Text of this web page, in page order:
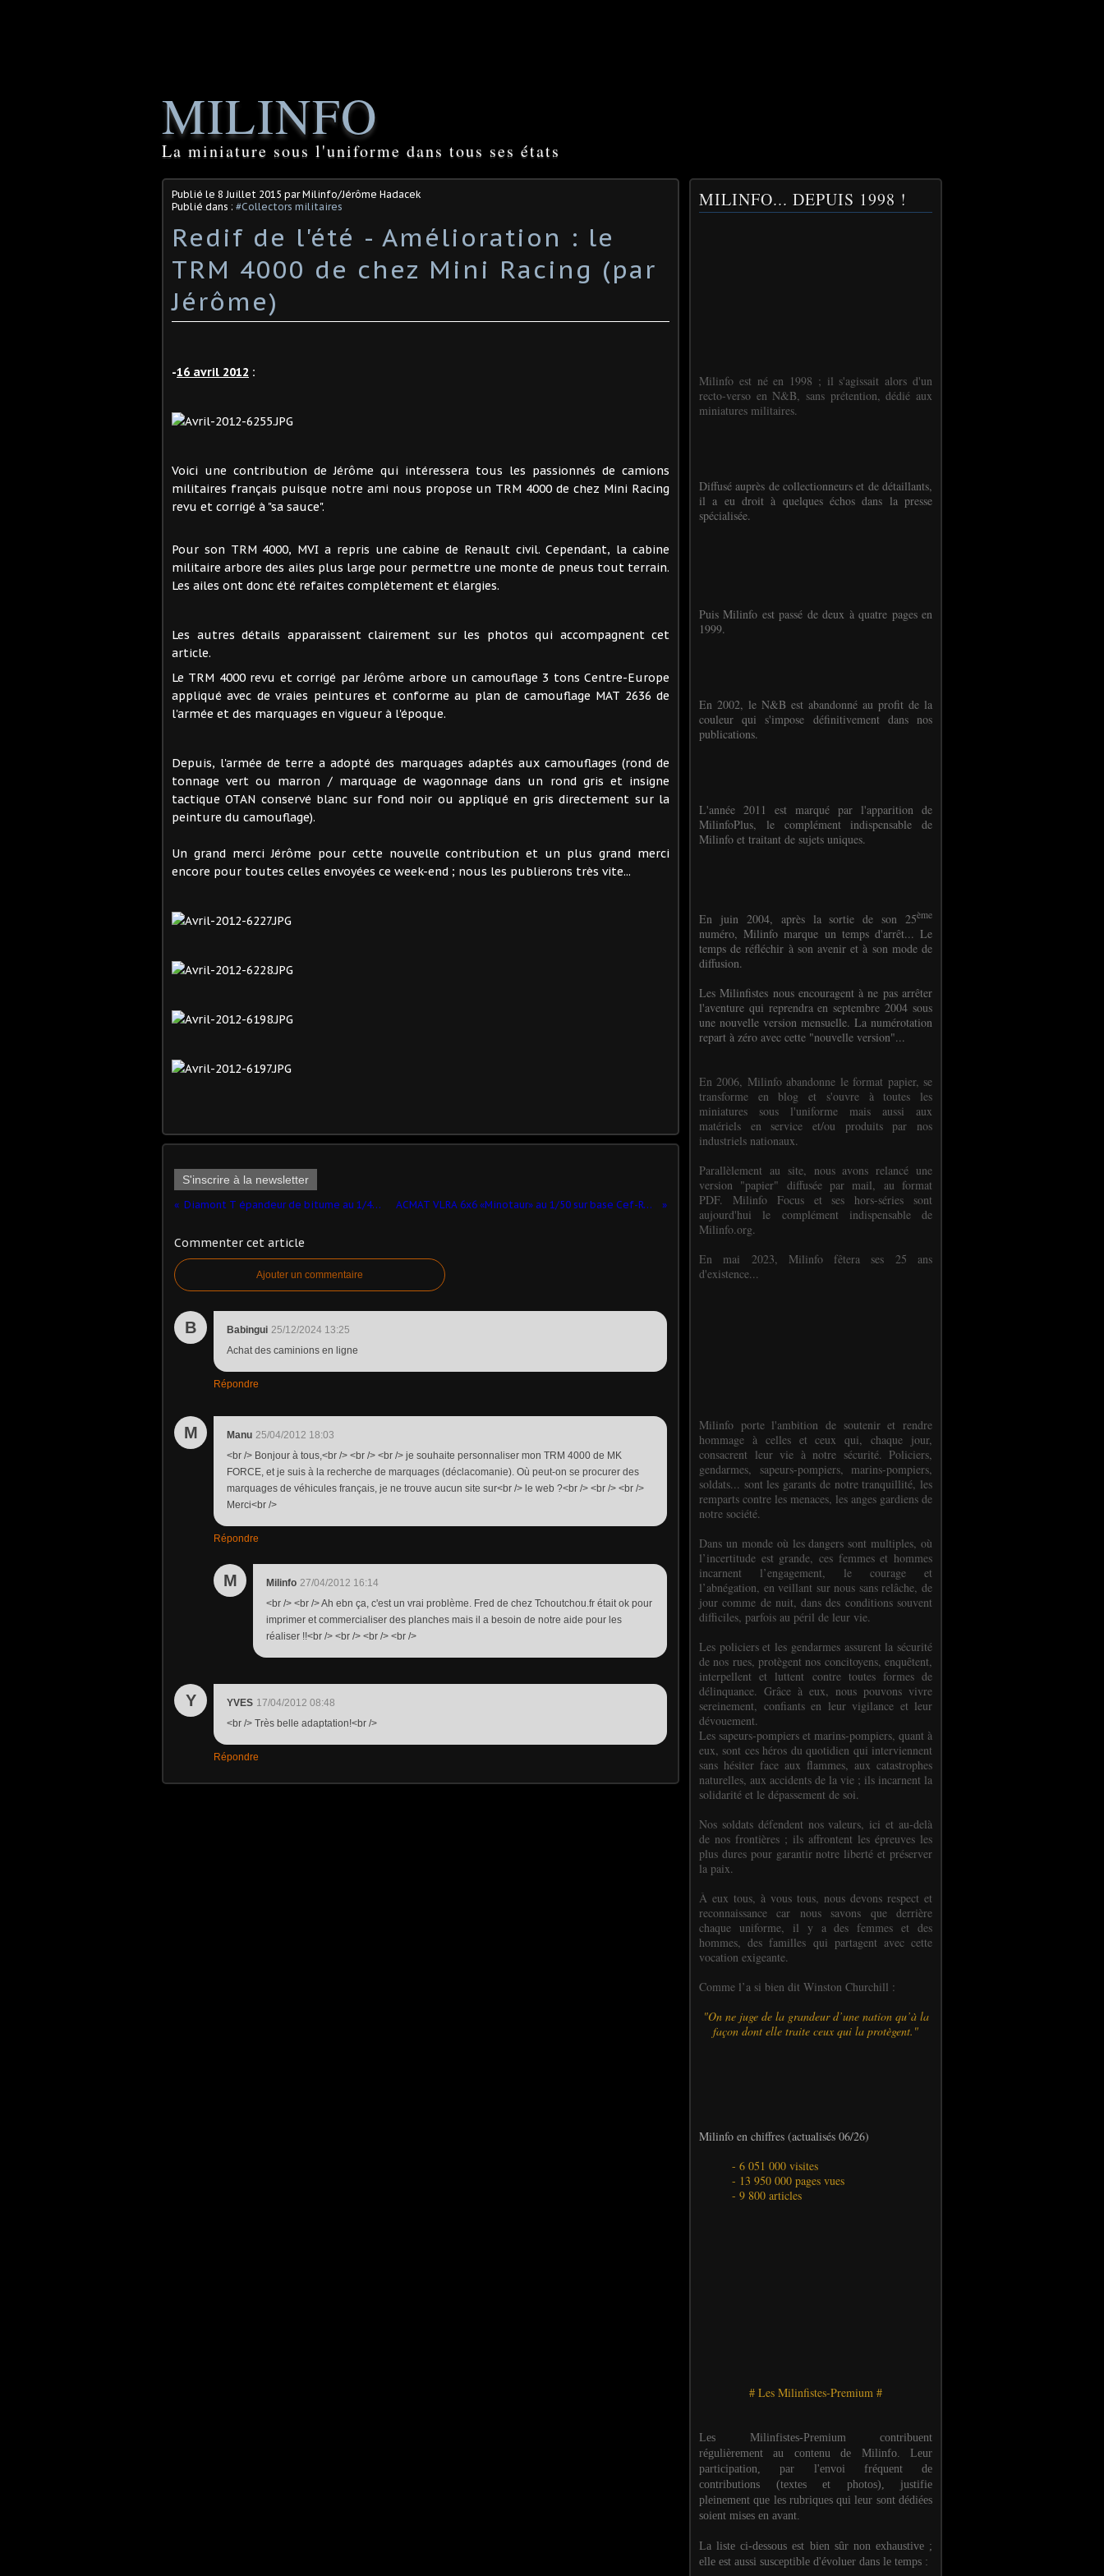
MILINFO
La miniature sous l'uniforme dans tous ses états
Publié le 8 Juillet 2015 par Milinfo/Jérôme Hadacek
Publié dans : #Collectors militaires
Redif de l'été - Amélioration : le
TRM 4000 de chez Mini Racing (par
Jérôme)
-16 avril 2012 :
Voici une contribution de Jérôme qui intéressera tous les passionnés de camions
militaires français puisque notre ami nous propose un TRM 4000 de chez Mini Racing
revu et corrigé à "sa sauce".
Pour son TRM 4000, MVI a repris une cabine de Renault civil. Cependant, la cabine
militaire arbore des ailes plus large pour permettre une monte de pneus tout terrain.
Les ailes ont donc été refaites complètement et élargies.
Les autres détails apparaissent clairement sur les photos qui accompagnent cet
article.
Le TRM 4000 revu et corrigé par Jérôme arbore un camouflage 3 tons Centre-Europe
appliqué avec de vraies peintures et conforme au plan de camouflage MAT 2636 de
l'armée et des marquages en vigueur à l'époque.
Depuis, l'armée de terre a adopté des marquages adaptés aux camouflages (rond de
tonnage vert ou marron / marquage de wagonnage dans un rond gris et insigne
tactique OTAN conservé blanc sur fond noir ou appliqué en gris directement sur la
peinture du camouflage).
Un grand merci Jérôme pour cette nouvelle contribution et un plus grand merci
encore pour toutes celles envoyées ce week-end ; nous les publierons très vite...
S'inscrire à la newsletter
Diamont T épandeur de bitume au 1/48 (par Florent Vasseur) ACMAT VLRA 6x6 «Minotaur» au 1/50 sur base Cef-Replex (par Jérôme Hadacek)
Commenter cet article
Ajouter un commentaire
B Babingui 25/12/2024 13:25
Achat des caminions en ligne
Répondre
M Manu 25/04/2012 18:03
<br /> Bonjour à tous,<br /> <br /> <br /> je souhaite personnaliser mon TRM 4000 de MK
FORCE, et je suis à la recherche de marquages (déclacomanie). Où peut-on se procurer des
marquages de véhicules français, je ne trouve aucun site sur<br /> le web ?<br /> <br /> <br />
Merci<br />
Répondre
M Milinfo 27/04/2012 16:14
<br /> <br /> Ah ebn ça, c'est un vrai problème. Fred de chez Tchoutchou.fr était ok pour
imprimer et commercialiser des planches mais il a besoin de notre aide pour les
réaliser !!<br /> <br /> <br /> <br />
Y YVES 17/04/2012 08:48
<br /> Très belle adaptation!<br />
Répondre
MILINFO... DEPUIS 1998 !
Milinfo est né en 1998 ; il s'agissait alors d'un
recto-verso en N&B, sans prétention, dédié aux
miniatures militaires.
Diffusé auprès de collectionneurs et de détaillants,
il a eu droit à quelques échos dans la presse
spécialisée.
Puis Milinfo est passé de deux à quatre pages en
1999.
En 2002, le N&B est abandonné au profit de la
couleur qui s'impose définitivement dans nos
publications.
L'année 2011 est marqué par l'apparition de
MilinfoPlus, le complément indispensable de
Milinfo et traitant de sujets uniques.
En juin 2004, après la sortie de son 25ème
numéro, Milinfo marque un temps d'arrêt... Le
temps de réfléchir à son avenir et à son mode de
diffusion.
Les Milinfistes nous encouragent à ne pas arrêter
l'aventure qui reprendra en septembre 2004 sous
une nouvelle version mensuelle. La numérotation
repart à zéro avec cette "nouvelle version"...
En 2006, Milinfo abandonne le format papier, se
transforme en blog et s'ouvre à toutes les
miniatures sous l'uniforme mais aussi aux
matériels en service et/ou produits par nos
industriels nationaux.
Parallèlement au site, nous avons relancé une
version "papier" diffusée par mail, au format
PDF. Milinfo Focus et ses hors-séries sont
aujourd'hui le complément indispensable de
Milinfo.org.
En mai 2023, Milinfo fêtera ses 25 ans
d'existence...
Milinfo porte l'ambition de soutenir et rendre
hommage à celles et ceux qui, chaque jour,
consacrent leur vie à notre sécurité. Policiers,
gendarmes, sapeurs-pompiers, marins-pompiers,
soldats... sont les garants de notre tranquillité, les
remparts contre les menaces, les anges gardiens de
notre société.
Dans un monde où les dangers sont multiples, où
l’incertitude est grande, ces femmes et hommes
incarnent l’engagement, le courage et
l’abnégation, en veillant sur nous sans relâche, de
jour comme de nuit, dans des conditions souvent
difficiles, parfois au péril de leur vie.
Les policiers et les gendarmes assurent la sécurité
de nos rues, protègent nos concitoyens, enquêtent,
interpellent et luttent contre toutes formes de
délinquance. Grâce à eux, nous pouvons vivre
sereinement, confiants en leur vigilance et leur
dévouement.
Les sapeurs-pompiers et marins-pompiers, quant à
eux, sont ces héros du quotidien qui interviennent
sans hésiter face aux flammes, aux catastrophes
naturelles, aux accidents de la vie ; ils incarnent la
solidarité et le dépassement de soi.
Nos soldats défendent nos valeurs, ici et au-delà
de nos frontières ; ils affrontent les épreuves les
plus dures pour garantir notre liberté et préserver
la paix.
À eux tous, à vous tous, nous devons respect et
reconnaissance car nous savons que derrière
chaque uniforme, il y a des femmes et des
hommes, des familles qui partagent avec cette
vocation exigeante.
Comme l’a si bien dit Winston Churchill :
"On ne juge de la grandeur d’une nation qu’à la
façon dont elle traite ceux qui la protègent."
Milinfo en chiffres (actualisés 06/26)
- 6 051 000 visites
- 13 950 000 pages vues
- 9 800 articles
# Les Milinfistes-Premium #
Les Milinfistes-Premium contribuent
régulièrement au contenu de Milinfo. Leur
participation, par l'envoi fréquent de
contributions (textes et photos), justifie
pleinement que les rubriques qui leur sont dédiées
soient mises en avant.
La liste ci-dessous est bien sûr non exhaustive ;
elle est aussi susceptible d'évoluer dans le temps :